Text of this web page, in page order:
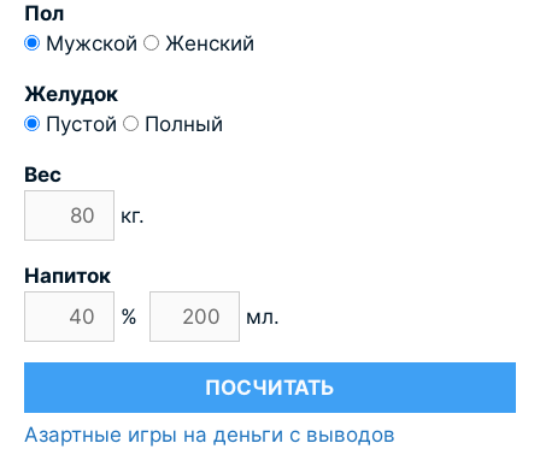
Пол
Мужской
Женский
Желудок
Пустой
Полный
Вес
кг.
Напиток
%
мл.
Азартные игры на деньги с выводов